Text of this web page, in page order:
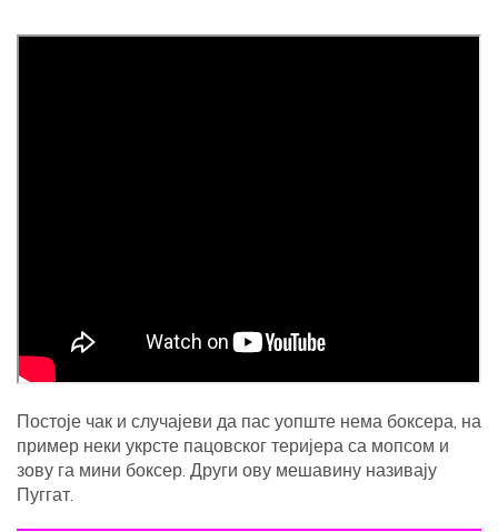
Постоје чак и случајеви да пас уопште нема боксера, на
пример неки укрсте пацовског теријера са мопсом и
зову га мини боксер. Други ову мешавину називају
Пуггат.